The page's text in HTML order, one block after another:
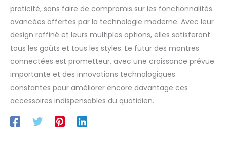
praticité, sans faire de compromis sur les fonctionnalités
avancées offertes par la technologie moderne. Avec leur
design raffiné et leurs multiples options, elles satisferont
tous les goûts et tous les styles. Le futur des montres
connectées est prometteur, avec une croissance prévue
importante et des innovations technologiques
constantes pour améliorer encore davantage ces
accessoires indispensables du quotidien.